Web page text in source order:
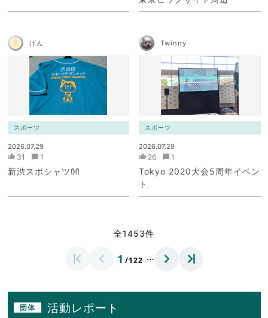
げん
スポーツ
2026.07.29
31 1
新渋スポシャツ👐
Twinny
スポーツ
2026.07.29
26 1
Tokyo 2020大会5周年イベン
ト
全1453件
1 /122 …
団体 活動レポート